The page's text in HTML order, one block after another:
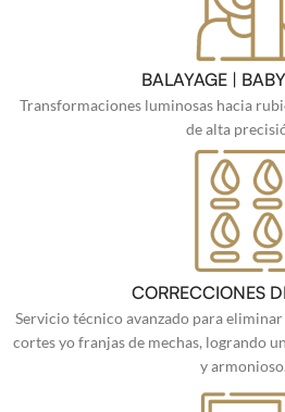
BALAYAGE |
Transformaciones luminosas hacia
de alta
CORRECCIONES
Servicio técnico avanzado para
cortes yo franjas de mechas, logrando
y armonioso.